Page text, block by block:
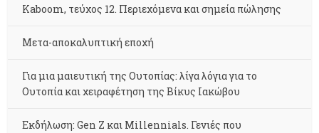
Kaboom, τεύχος 12. Περιεχόμενα και σημεία πώλησης
Μετα-αποκαλυπτική εποχή
Για μια μαιευτική της Ουτοπίας: λίγα λόγια για το
Ουτοπία και χειραφέτηση της Βίκυς Ιακώβου
Εκδήλωση: Gen Z και Millennials. Γενιές που